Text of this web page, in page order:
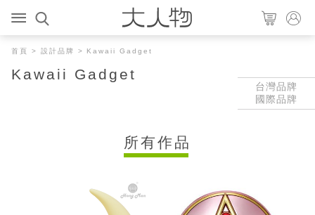
首頁 > 設計品牌 > Kawaii Gadget
台灣品牌
國際品牌
Kawaii Gadget
所有作品